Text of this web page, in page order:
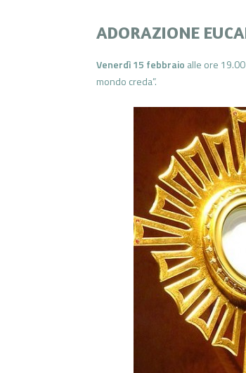
ADORAZIONE
Venerdì 15 febbraio alle ore
mondo creda”.